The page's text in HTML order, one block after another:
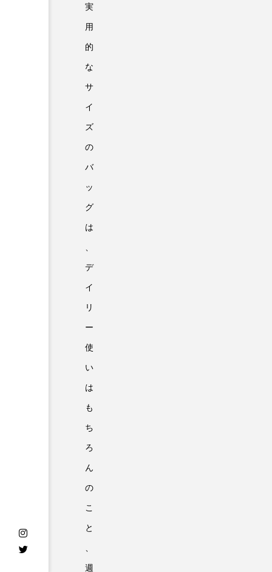
実
用
的
な
サ
イ
ズ
の
バ
ッ
グ
は
デ
イ
リ
ー
使
い
は
も
ち
ろ
ん
の
こ
と
週